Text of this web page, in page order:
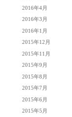
2016年4月
2016年3月
2016年1月
2015年12月
2015年11月
2015年9月
2015年8月
2015年7月
2015年6月
2015年5月